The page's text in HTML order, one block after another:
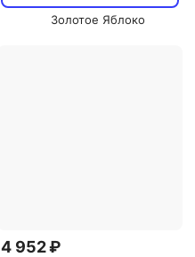
Золотое Яблоко
4 952 ₽